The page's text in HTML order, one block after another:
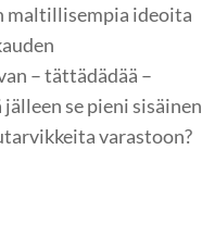
maltillisempia ideoita
– tättädädää –
se pieni sisäinen
varastoon?